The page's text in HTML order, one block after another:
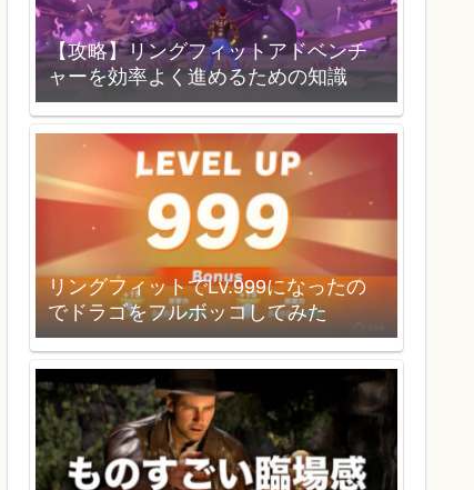
【攻略】リングフィットアドベンチ
ャーを効率よく進めるための知識
リングフィットでLv.999になったの
でドラゴをフルボッコしてみた